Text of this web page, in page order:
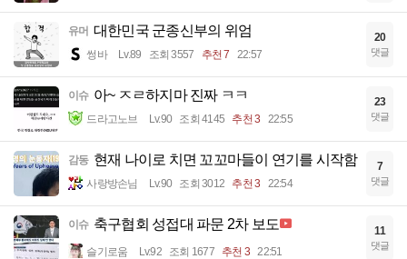
유머 대한민국 군종신부의 위엄
썽바 Lv.89 조회 3557 추천 7 22:57
20
댓글
이슈 아~ ㅈㄹ하지마 진짜 ㅋㅋ
드라고노브 Lv.90 조회 4145 추천 3 22:55
23
댓글
감동 현재 나이로 치면 꼬꼬마들이 연기를 시작함
사랑방손님 Lv.90 조회 3012 추천 3 22:54
7
댓글
이슈 축구협회 성접대 파문 2차 보도
슬기로움 Lv.92 조회 1677 추천 3 22:51
11
댓글